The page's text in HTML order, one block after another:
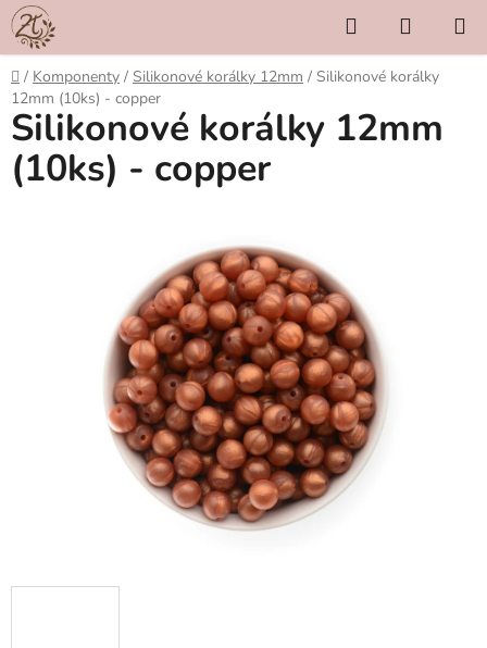
Přejít
na
obsah
Hledat
KOŠÍK
Domů
/ Komponenty / Silikonové korálky 12mm / Silikonové korálky
12mm (10ks) - copper
Silikonové korálky 12mm
(10ks) - copper